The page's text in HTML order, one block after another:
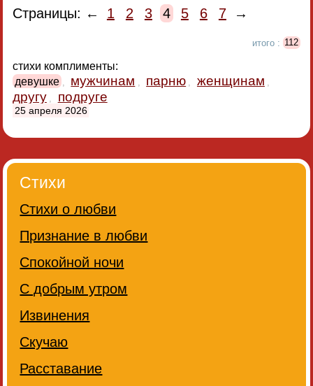
Страницы: ←
1 2 3 4 5 6 7 →
итого : 112
стихи комплименты:
девушке
мужчинам парню женщинам
другу подруге
25 апреля 2026
Стихи
Стихи о любви
Признание в любви
Спокойной ночи
С добрым утром
Извинения
Скучаю
Расставание